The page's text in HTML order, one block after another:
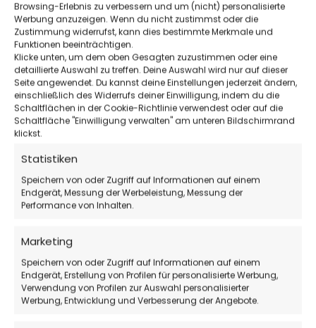
Browsing-Erlebnis zu verbessern und um (nicht) personalisierte
Werbung anzuzeigen. Wenn du nicht zustimmst oder die
Zustimmung widerrufst, kann dies bestimmte Merkmale und
Funktionen beeinträchtigen.
Klicke unten, um dem oben Gesagten zuzustimmen oder eine
detaillierte Auswahl zu treffen. Deine Auswahl wird nur auf dieser
Seite angewendet. Du kannst deine Einstellungen jederzeit ändern,
einschließlich des Widerrufs deiner Einwilligung, indem du die
Schaltflächen in der Cookie-Richtlinie verwendest oder auf die
Schaltfläche "Einwilligung verwalten" am unteren Bildschirmrand
klickst.
Statistiken
Speichern von oder Zugriff auf Informationen auf einem
Endgerät, Messung der Werbeleistung, Messung der
Performance von Inhalten.
Marketing
Speichern von oder Zugriff auf Informationen auf einem
Endgerät, Erstellung von Profilen für personalisierte Werbung,
Verwendung von Profilen zur Auswahl personalisierter
Werbung, Entwicklung und Verbesserung der Angebote.
Überschrift
Ihre Nachricht
Klicke hier, um Marketing-Cookies zu
Anfrage
Partnerschaft